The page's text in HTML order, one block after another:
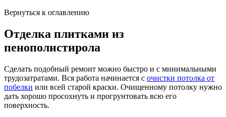
Вернуться к оглавлению
Отделка плитками из
пенополистирола
Сделать подобный ремонт можно быстро и с минимальными
трудозатратами. Вся работа начинается с очистки потолка от
побелки или всей старой краски. Очищенному потолку нужно
дать хорошо просохнуть и прогрунтовать всю его
поверхность.